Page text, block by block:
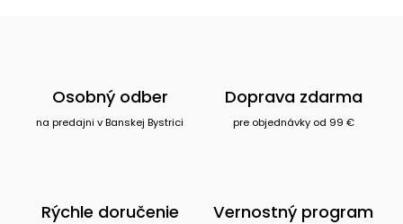
Osobný odber
na predajni v Banskej Bystrici
Doprava zdarma
pre objednávky od 99 €
Rýchle doručenie Vernostný program